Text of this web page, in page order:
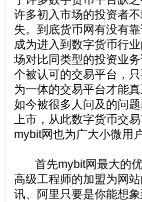
许多初入市场的投资者
失。到底货币网有没有
成为进入到数字货币行
场对比同类型的投资业
个被认可的交易平台，
为一体的交易平台才能
如今被很多人问及的问
上市，从此数字货币交
mybit网也为广大小微用
首先mybit网最大的优
高级工程师的加盟为网
讯、阿里只要是你能想